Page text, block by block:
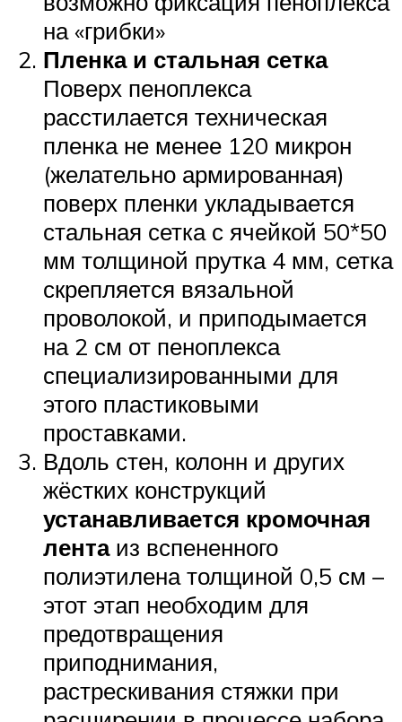
на «грибки»
Пленка и стальная сетка
Поверх пеноплекса
расстилается техническая
пленка не менее 120 микрон
(желательно армированная)
поверх пленки укладывается
стальная сетка с ячейкой 50*50
мм толщиной прутка 4 мм, сетка
скрепляется вязальной
проволокой, и приподымается
на 2 см от пеноплекса
специализированными для
этого пластиковыми
проставками.
Вдоль стен, колонн и других
жёстких конструкций
устанавливается кромочная
лентаиз вспененного
полиэтилена толщиной 0,5 см –
этот этап необходим для
предотвращения
приподнимания,
растрескивания стяжки при